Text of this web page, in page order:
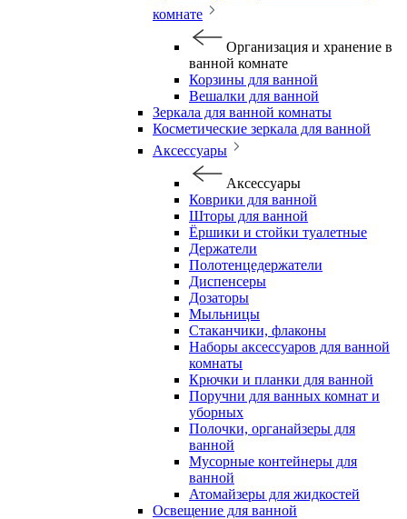
комнате
Организация и хранение в
ванной комнате
Корзины для ванной
Вешалки для ванной
Зеркала для ванной комнаты
Косметические зеркала для ванной
Аксессуары
Аксессуары
Коврики для ванной
Шторы для ванной
Ёршики и стойки туалетные
Держатели
Полотенцедержатели
Диспенсеры
Дозаторы
Мыльницы
Стаканчики, флаконы
Наборы аксессуаров для ванной
комнаты
Крючки и планки для ванной
Поручни для ванных комнат и
уборных
Полочки, органайзеры для
ванной
Мусорные контейнеры для
ванной
Атомайзеры для жидкостей
Освещение для ванной